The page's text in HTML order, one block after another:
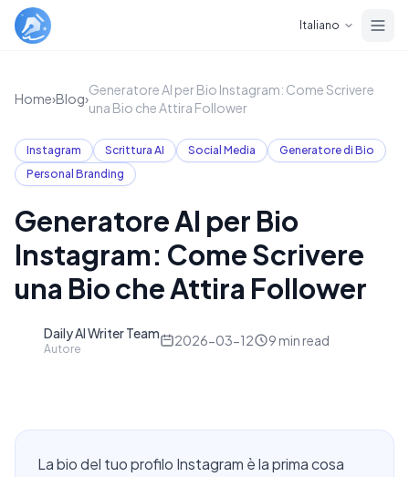
Italiano
Home›Blog›
Generatore AI per Bio Instagram: Come Scrivere
una Bio che Attira Follower
Instagram Scrittura AI Social Media
Generatore di Bio
Personal Branding
Generatore AI per Bio
Instagram: Come Scrivere
una Bio che Attira Follower
Daily AI Writer Team
Autore
2026-03-12 9 min read
La bio del tuo profilo Instagram è la prima cosa